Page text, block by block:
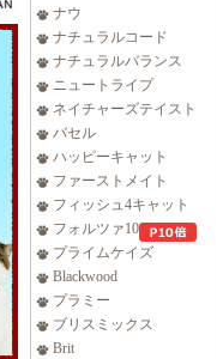
ナウ
ナチュラルコード
ナチュラルバランス
ニュートライプ
ネイチャーズテイスト
バセル
ハッピーキャット
ファーストメイト
フィッシュ4キャット
フォルツァ10
プライムケイズ
Blackwood
プラミー
ブリスミックス
Brit